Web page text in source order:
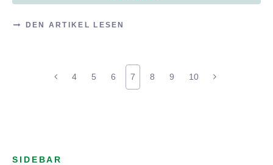
DEN ARTIKEL LESEN
4 5 6 7 8 9 10
SIDEBAR